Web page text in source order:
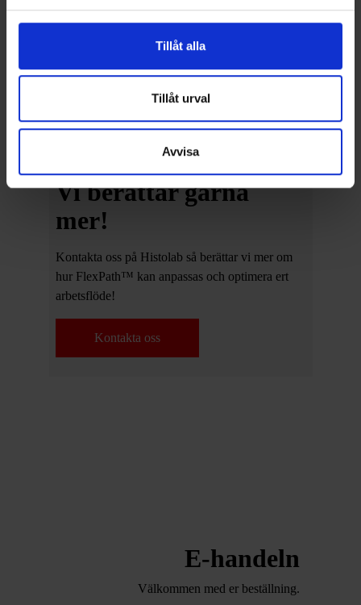
Tillåt alla
Tillåt urval
Avvisa
Vi berättar gärna
mer!
Kontakta oss på Histolab så berättar vi mer om
hur FlexPath™ kan anpassas och optimera ert
arbetsflöde!
Kontakta oss
E-handeln
Välkommen med er beställning.